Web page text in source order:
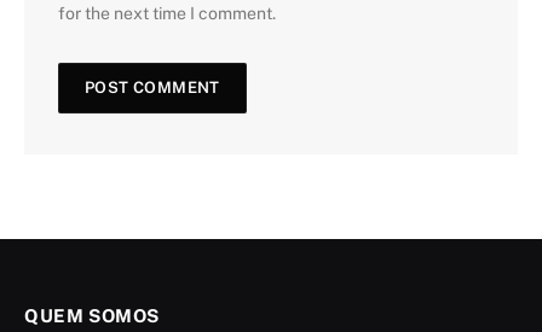
for the next time I comment.
QUEM SOMOS